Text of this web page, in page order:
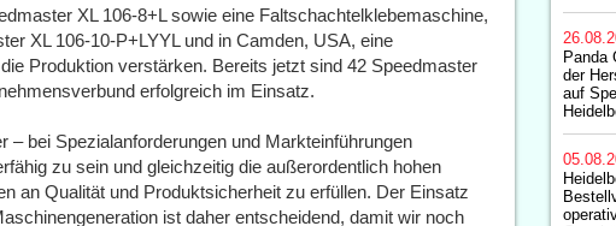
XL 106-8+L sowie eine Faltschachtelklebemaschine,
XL 106-10-P+LYYL und in Camden, USA, eine
Produktion verstärken. Bereits jetzt sind 42 Speedmaster
erfolgreich im Einsatz.
– bei Spezialanforderungen und Markteinführungen
zu sein und gleichzeitig die außerordentlich hohen
an Qualität und Produktsicherheit zu erfüllen. Der Einsatz
ist daher entscheidend, damit wir noch
Panda
der
auf